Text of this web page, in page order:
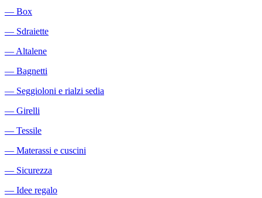
― Box
― Sdraiette
―Altalene
― Bagnetti
― Seggioloni e rialzi sedia
― Girelli
― Tessile
― Materassi e cuscini
― Sicurezza
― Idee regalo